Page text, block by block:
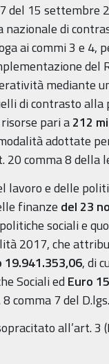
del 15 settembre
nazionale di
ai commi 3 e 4,
del
mediante
di contrasto
pari a212
adottate
20 comma 8
e delle
finanze del 23
sociali e
2017, che
19.941.353,06, di
Sociali ed Euro
8 comma 7 del
all’art. 3